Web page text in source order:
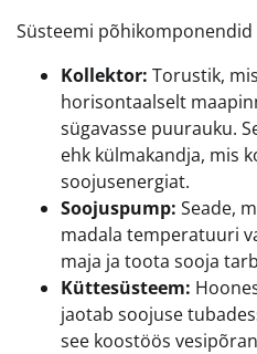
Süsteemi põhikomponendid
Kollektor: Torustik,
horisontaalselt
sügavasse puurauku.
ehk külmakandja, mis
soojusenergiat.
Soojuspump: Seade,
madala temperatuuri
maja ja toota sooja
Küttesüsteem:
jaotab soojuse
see koostöös